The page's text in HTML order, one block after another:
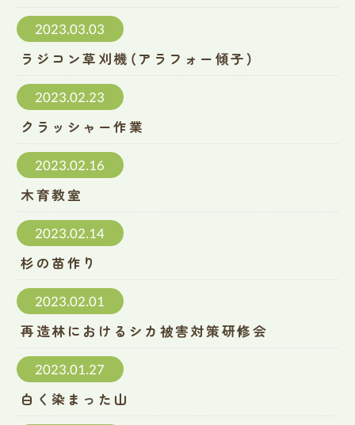
2023.03.03
ラジコン草刈機（アラフォー傾子）
2023.02.23
クラッシャー作業
2023.02.16
木育教室
2023.02.14
杉の苗作り
2023.02.01
再造林におけるシカ被害対策研修会
2023.01.27
白く染まった山